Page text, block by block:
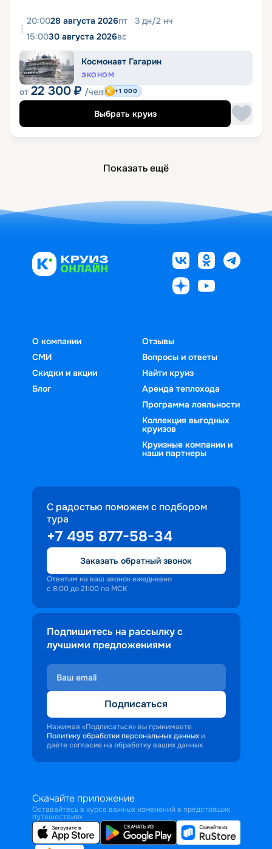
20:0028 августа 2026пт 3 дн/2 нч
15:0030 августа 2026вс
Космонавт Гагарин
ЭКОНОМ
от 22 300 ₽ /чел +1 000
Выбрать круиз
Показать ещё
О компании
СМИ
Скидки и акции
Блог
Отзывы
Вопросы и ответы
Найти круиз
Аренда теплохода
Программа лояльности
Коллекция выгодных
круизов
Круизные компании и
наши партнеры
С радостью поможем с подбором
тура
+7 495 877-58-34
Заказать обратный звонок
Ответим на ваш звонок ежедневно
с 8:00 до 21:00 по МСК
Подпишитесь на рассылку с
лучшими предложениями
Подписаться
Нажимая «Подписаться» вы принимаете
Политику обработки персональных данных и
даёте согласие на обработку ваших данных
Скачайте приложение
Оставайтесь в курсе важных изменений в предстоящих
путешествиях